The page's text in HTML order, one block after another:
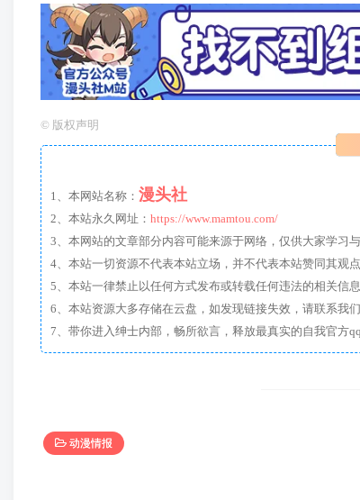
© 版权声明
1、本网站名称： 漫头社
2、本站永久网址： https://www.mamtou.com/
3、本网站的文章部分内容可能来源于网络，仅供大家学习
4、本站一切资源不代表本站立场，并不代表本站赞同其观
5、本站一律禁止以任何方式发布或转载任何违法的相关信
6、本站资源大多存储在云盘，如发现链接失效，请联系我
动漫情报